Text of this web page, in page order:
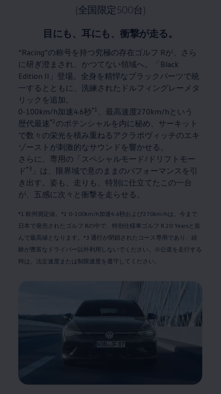
(全国限定500台)
目にも、耳にも、衝撃が走る。
“Racing”の称号を持つ究極の存在ゴルフ Rが、さら
に研ぎ澄まされ、かつてない領域へ。「Black
Edition II」登場。全身を精悍なブラックパーツで統
一するとともに、洗練されたドルフィングレーメタ
リックを追加。
0-100km/h加速4.6秒*1 、最高速度270km/hという
歴代最速 *2 のポテンシャルを内に秘め、サーキット
で数々の栄光を積み重ねるアクラポヴィッチのエキ
ゾーストが刺激的なサウンドを響かせる。
さらに、専用の「スペシャルモード/ドリフトモー
ド *3
」は、限界域で意のままのパフォーマンスを引
き出す。姿も、走りも、特別に仕立てたこの一台
が、五感に次々と衝撃を走らせる。
*1 欧州測定値。*2 0-100km/h加速4.6秒および270km/hは、今まで
日本で発売されたゴルフ Rの中で、特別仕様車ゴルフ R 20 Yearsと並
んで最高値となります。*3 通行が閉鎖されたコース専用であり、経
験が豊富なドライバー以外利用しないでください。※公道を走行する
時は、法定速度または制限速度を遵守してください。